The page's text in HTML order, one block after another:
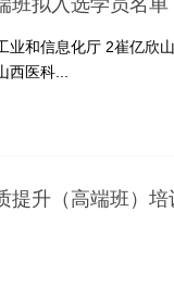
班拟入选学员名单
和信息化厅 2崔亿欣
医科...
提升（高端班）